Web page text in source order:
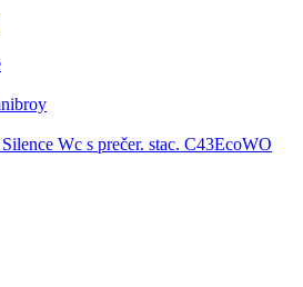
Wc s prečer. stac. C43EcoWO